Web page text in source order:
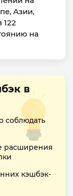
Азии,
на
в
соблюдать
расширения
кэшбэк-